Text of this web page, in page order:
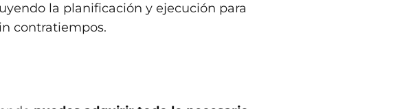
la planificación y ejecución para
contratiempos.